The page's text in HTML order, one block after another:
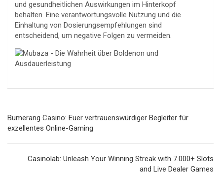
und gesundheitlichen Auswirkungen im Hinterkopf
behalten. Eine verantwortungsvolle Nutzung und die
Einhaltung von Dosierungsempfehlungen sind
entscheidend, um negative Folgen zu vermeiden.
de
entradas
Bumerang Casino: Euer vertrauenswürdiger Begleiter für
exzellentes Online-Gaming
Casinolab: Unleash Your Winning Streak with 7.000+ Slots
and Live Dealer Games